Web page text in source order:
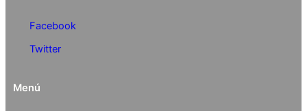
Facebook
Twitter
Menú